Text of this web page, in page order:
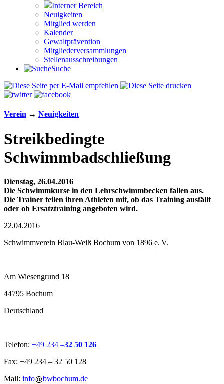
Interner Bereich
Neuigkeiten
Mitglied werden
Kalender
Gewaltprävention
Mitglieder­versammlungen
Stellen­aus­schrei­bungen
Suche
Verein → Neuigkeiten
Streikbedingte
Schwimmbadschließung
Dienstag, 26.04.2016
Die Schwimmkurse in den Lehrschwimmbecken fallen aus.
Die Trainer teilen ihren Athleten mit, ob das Training ausfällt
oder ob Ersatztraining angeboten wird.
22.04.2016
Schwimmverein Blau-Weiß Bochum von 1896 e. V.
Am Wiesengrund 18
44795 Bochum
Deutschland
Telefon: +49 234 –32 50 126
Fax: +49 234 – 32 50 128
Mail: info bwbochum.de